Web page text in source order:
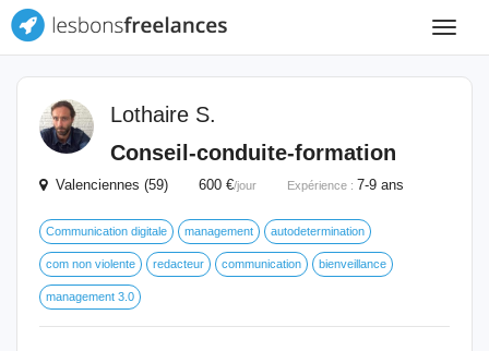
Toggle
Lothaire S.
Conseil-conduite-formation
Valenciennes (59) 600 €/jour Expérience : 7-9 ans
Communication digitale management autodetermination
com non violente redacteur communication bienveillance
management 3.0